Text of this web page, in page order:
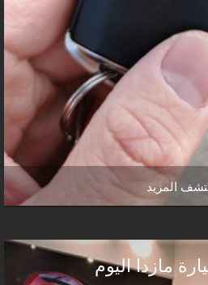
المزيد
مازدا اليوم